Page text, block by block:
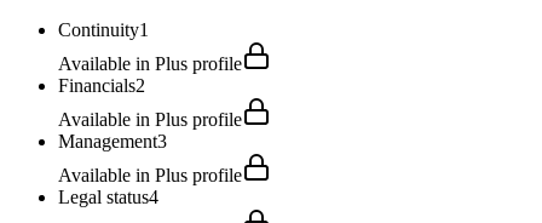
Continuity1
Available in Plus profile
Financials2
Available in Plus profile
Management3
Available in Plus profile
Legal status4